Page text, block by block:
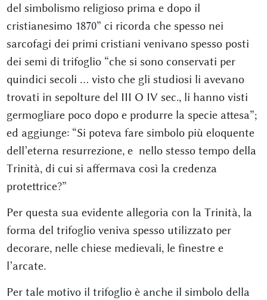
del simbolismo religioso prima e dopo il
cristianesimo 1870” ci ricorda che spesso nei
sarcofagi dei primi cristiani venivano spesso posti
dei semi di trifoglio “che si sono conservati per
quindici secoli … visto che gli studiosi li avevano
trovati in sepolture del III O IV sec., li hanno visti
germogliare poco dopo e produrre la specie attesa”;
ed aggiunge: “Si poteva fare simbolo più eloquente
dell’eterna resurrezione, e nello stesso tempo della
Trinità, di cui si affermava così la credenza
protettrice?”
Per questa sua evidente allegoria con la Trinità, la
forma del trifoglio veniva spesso utilizzato per
decorare, nelle chiese medievali, le finestre e
l’arcate.
Per tale motivo il trifoglio è anche il simbolo della